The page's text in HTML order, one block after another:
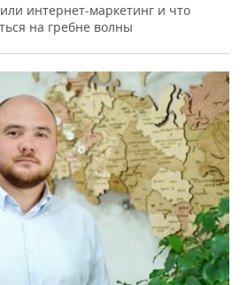
интернет-маркетинг и что
на гребне волны